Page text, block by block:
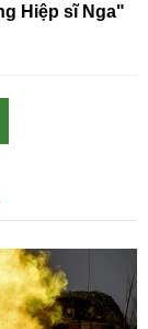
Hiệp sĩ Nga"